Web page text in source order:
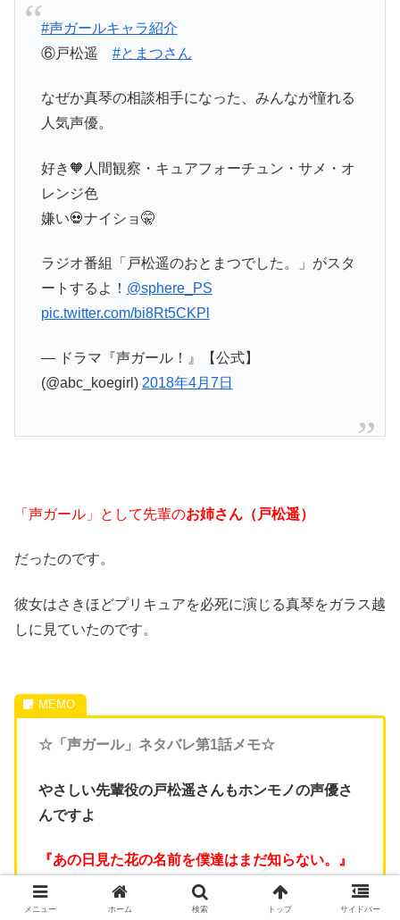
#声ガールキャラ紹介
⑥戸松遥 #とまつさん
なぜか真琴の相談相手になった、みんなが憧れる
人気声優。
好き🧡人間観察・キュアフォーチュン・サメ・オ
レンジ色
嫌い💀ナイショ🤫
ラジオ番組「戸松遥のおとまつでした。」がスタ
ートするよ！ @sphere_PS
pic.twitter.com/bi8Rt5CKPl
— ドラマ『声ガール！』【公式】
(@abc_koegirl) 2018年4月7日
「声ガール」として先輩のお姉さん（戸松遥）
だったのです。
彼女はさきほどプリキュアを必死に演じる真琴をガラス越
しに見ていたのです。
☆「声ガール」ネタバレ第1話メモ☆
やさしい先輩役の戸松遥さんもホンモノの声優さ
んですよ
『あの日見た花の名前を僕達はまだ知らない。』
の安城鳴子役
メニュー ホーム 検索 トップ サイドバー